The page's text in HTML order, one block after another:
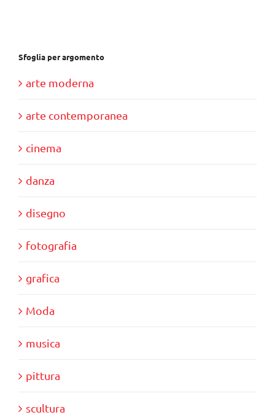
Sfoglia per argomento
arte moderna
arte contemporanea
cinema
danza
disegno
fotografia
grafica
Moda
musica
pittura
scultura